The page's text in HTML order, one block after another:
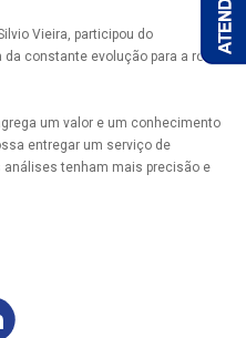
Vieira, participou do
constante evolução para a rotina
um valor e um conhecimento
entregar um serviço de
análises tenham mais precisão e